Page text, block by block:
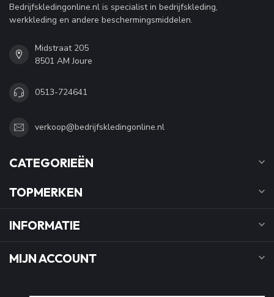
Bedrijfskledingonline.nl is specialist in bedrijfskleding,
werkkleding en andere beschermingsmiddelen.
Midstraat 205
8501 AM Joure
0513-724641
verkoop@bedrijfskledingonline.nl
CATEGORIEËN
TOPMERKEN
INFORMATIE
MIJN ACCOUNT